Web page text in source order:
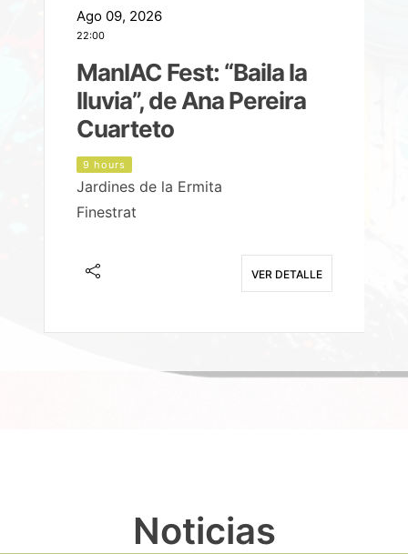
Ago 09, 2026
22:00
ManIAC Fest: “Baila la
lluvia”, de Ana Pereira
Cuarteto
9 hours
Jardines de la Ermita
Finestrat
VER DETALLE
Noticias